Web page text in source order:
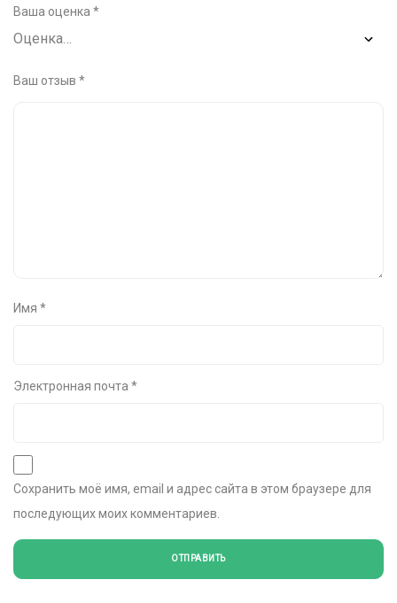
Ваша оценка *
Ваш отзыв *
Имя *
Электронная почта *
Сохранить моё имя, email и адрес сайта в этом браузере для
последующих моих комментариев.